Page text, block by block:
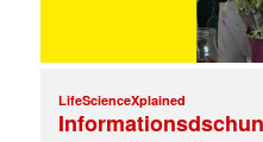
LifeScienceXplained